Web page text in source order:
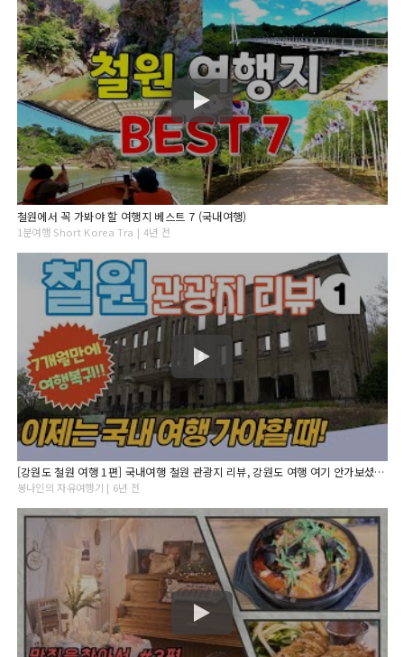
철원에서 꼭 가봐야 할 여행지 베스트 7 (국내여행)
1분여행 Short Korea Tra | 4년 전
[강원도 철원 여행 1편] 국내여행 철원 관광지 리뷰, 강원도 여행 여기 안가보셨으면 강력 추천합니다! 백마고지 노동당사 학저수시 승일교
봉나인의 자유여행기 | 6년 전